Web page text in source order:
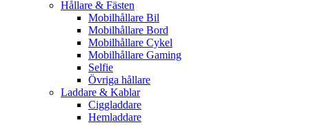
Hållare & Fästen
Mobilhållare Bil
Mobilhållare Bord
Mobilhållare Cykel
Mobilhållare Gaming
Selfie
Övriga hållare
Laddare & Kablar
Ciggladdare
Hemladdare